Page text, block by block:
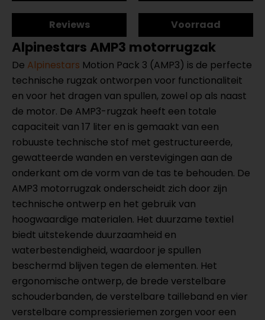
Reviews Voorraad
Alpinestars AMP3 motorrugzak
De Alpinestars Motion Pack 3 (AMP3) is de perfecte
technische rugzak ontworpen voor functionaliteit
en voor het dragen van spullen, zowel op als naast
de motor. De AMP3-rugzak heeft een totale
capaciteit van 17 liter en is gemaakt van een
robuuste technische stof met gestructureerde,
gewatteerde wanden en verstevigingen aan de
onderkant om de vorm van de tas te behouden. De
AMP3 motorrugzak onderscheidt zich door zijn
technische ontwerp en het gebruik van
hoogwaardige materialen. Het duurzame textiel
biedt uitstekende duurzaamheid en
waterbestendigheid, waardoor je spullen
beschermd blijven tegen de elementen. Het
ergonomische ontwerp, de brede verstelbare
schouderbanden, de verstelbare tailleband en vier
verstelbare compressieriemen zorgen voor een